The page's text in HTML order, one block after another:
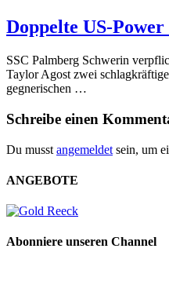
Doppelte US-
SSC Palmberg Schwerin
Taylor Agost zwei
gegnerischen …
Schreibe einen
Du musst angemeldet sein, um
ANGEBOTE
Abonniere unseren Channel